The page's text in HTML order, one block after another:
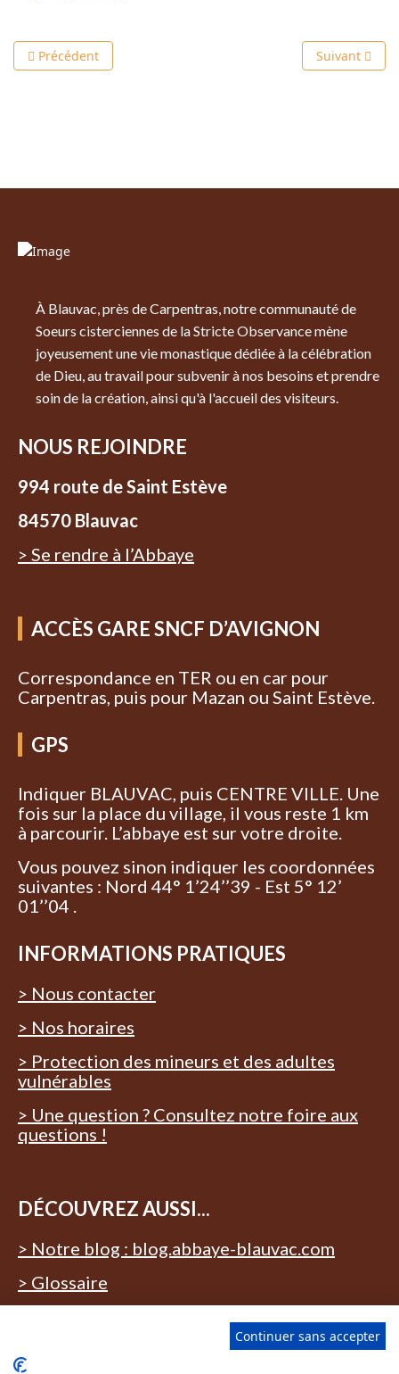
Continuer sans accepter
Article précédent : Découvrir la vie monastique, chemin de
Précédent Article
Suivant
À Blauvac, près de Carpentras, notre communauté de
Soeurs cisterciennes de la Stricte Observance mène
joyeusement une vie monastique dédiée à la célébration
de Dieu, au travail pour subvenir à nos besoins et prendre
soin de la création, ainsi qu'à l'accueil des visiteurs.
NOUS REJOINDRE
994 route de Saint Estève
84570 Blauvac
> Se rendre à l’Abbaye
ACCÈS GARE SNCF D’AVIGNON
Correspondance en TER ou en car pour
Carpentras, puis pour Mazan ou Saint Estève.
GPS
Indiquer BLAUVAC, puis CENTRE VILLE. Une
fois sur la place du village, il vous reste 1 km
à parcourir. L’abbaye est sur votre droite.
Vous pouvez sinon indiquer les coordonnées
suivantes : Nord 44° 1’24’’39 - Est 5° 12’
01’’04 .
INFORMATIONS PRATIQUES
> Nous contacter
> Nos horaires
> Protection des mineurs et des adultes
vulnérables
> Une question ? Consultez notre foire aux
questions !
DÉCOUVREZ AUSSI...
> Notre blog : blog.abbaye-blauvac.com
> Glossaire